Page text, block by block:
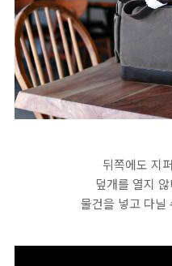
뒤쪽에도 지
덮개를 열지
물건을 넣고 다닐